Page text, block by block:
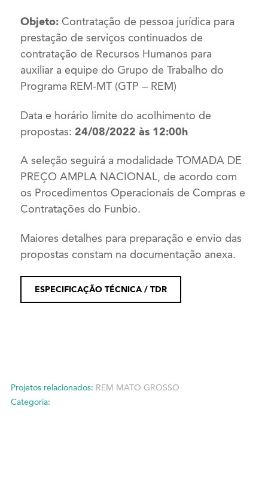
Objeto: Contratação de pessoa jurídica para
prestação de serviços continuados de
contratação de Recursos Humanos para
auxiliar a equipe do Grupo de Trabalho do
Programa REM-MT (GTP – REM)
Data e horário limite do acolhimento de
propostas: 24/08/2022 às 12:00h
A seleção seguirá a modalidade TOMADA DE
PREÇO AMPLA NACIONAL, de acordo com
os Procedimentos Operacionais de Compras e
Contratações do Funbio.
Maiores detalhes para preparação e envio das
propostas constam na documentação anexa.
ESPECIFICAÇÃO TÉCNICA / TDR
Projetos relacionados: REM MATO GROSSO
Categoria: